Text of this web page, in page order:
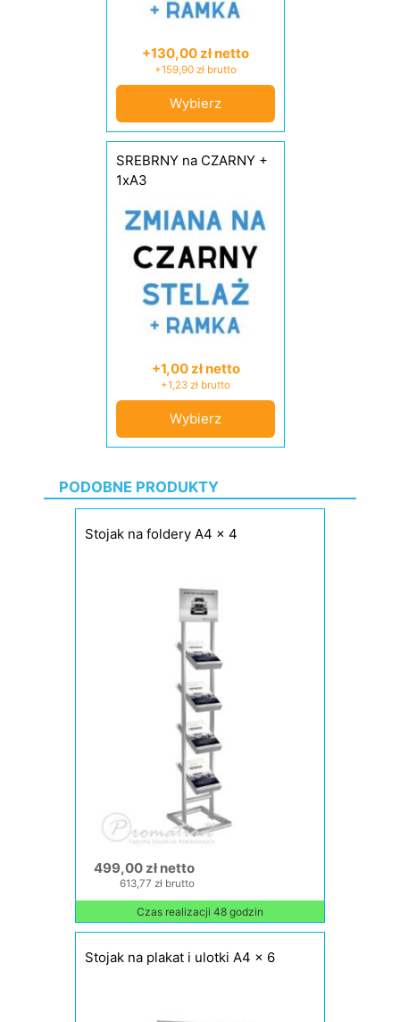
+130,00 zł netto
+159,90 zł brutto
Wybierz
SREBRNY na CZARNY +
1xA3
+1,00 zł netto
+1,23 zł brutto
Wybierz
PODOBNE PRODUKTY
Stojak na foldery A4 x 4
499,00 zł netto
613,77 zł brutto
Czas realizacji 48 godzin
Stojak na plakat i ulotki A4 x 6